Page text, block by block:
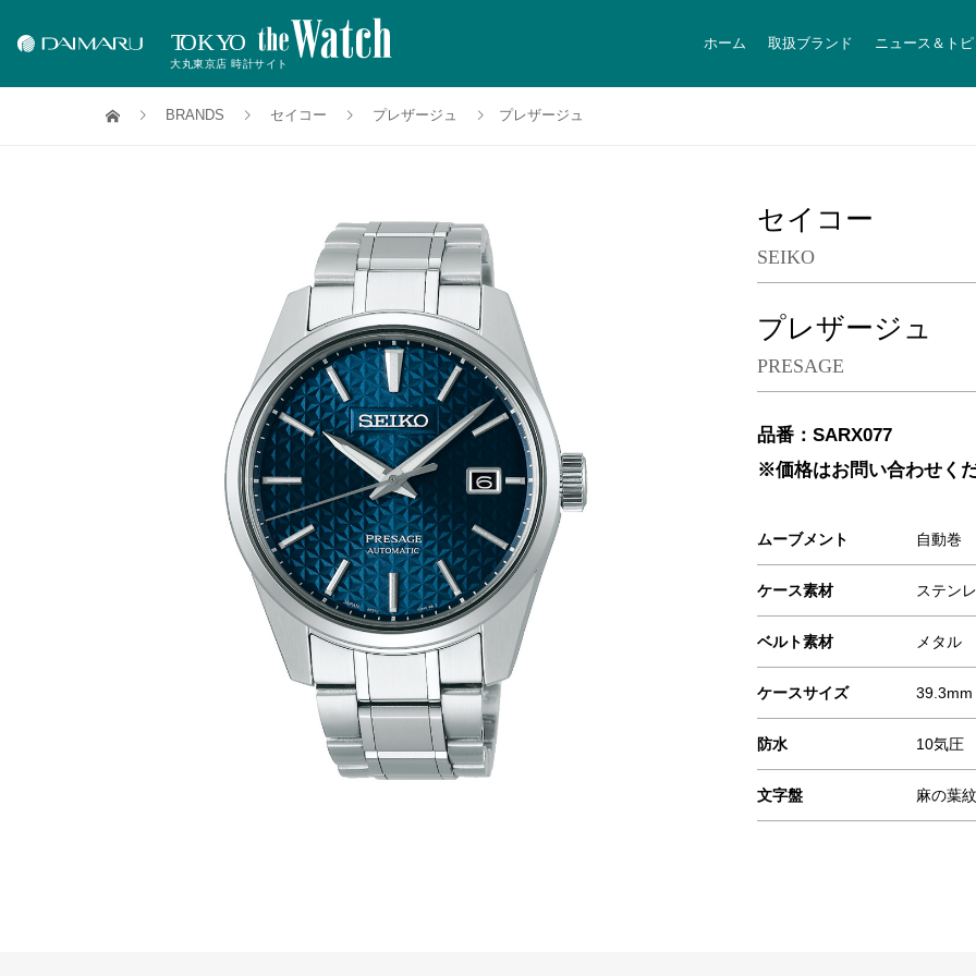
ホーム 取扱ブランド ニュース＆ト
BRANDS セイコー プレザージュ プレザージュ
セイコー
SEIKO
プレザージュ
PRESAGE
品番：SARX077
※価格はお問い合わせく
ムーブメント 自動巻
ケース素材 ステン
ベルト素材 メタル
ケースサイズ 39.3mm
防水 10気圧
文字盤 麻の葉